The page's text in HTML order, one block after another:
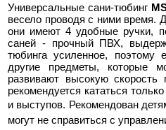
Универсальные сани-тюбинг
весело проводя с ними время.
они имеют 4 удобные ручки,
саней - прочный ПВХ,
тюбинга усиленное,
другие предметы, которые
развивают высокую скорость
рекомендуется кататься
и выступов. Рекомендован
могут не справиться с